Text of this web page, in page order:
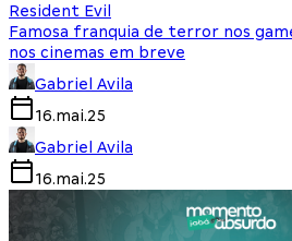
Resident Evil
Famosa franquia de terror nos
nos cinemas em breve
Gabriel Avila
16.mai.25
Gabriel Avila
16.mai.25